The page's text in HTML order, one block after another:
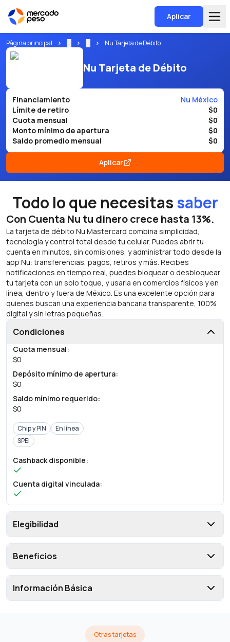
Aplicar
Página principal Nu Tarjeta de Débito
Nu Tarjeta de Débito
Financiamiento
Nu México
Límite de retiro
$0
Cuota mensual
$0
Monto mínimo de apertura
$0
Saldo promedio mensual
$0
Aplicar
Todo lo que necesitassaber
Con Cuenta Nu tu dinero crece hasta 13%.
La tarjeta de débito Nu Mastercard combina simplicidad,
tecnología y control total desde tu celular. Puedes abrir tu
cuenta en minutos, sin comisiones, y administrar todo desde la
app Nu: transferencias, pagos, retiros y más. Recibes
notificaciones en tiempo real, puedes bloquear o desbloquear
tu tarjeta con un solo toque, y usarla en comercios físicos y en
línea, dentro y fuera de México. Es una excelente opción para
quienes buscan una experiencia bancaria transparente, 100%
digital y sin letras pequeñas.
Condiciones
Cuota mensual:
$0
Depósito mínimo de apertura:
$0
Saldo mínimo requerido:
$0
Chip y PIN
En línea
SPEI
Cashback disponible:
Cuenta digital vinculada:
Elegibilidad
Beneficios
Información Básica
Otras tarjetas